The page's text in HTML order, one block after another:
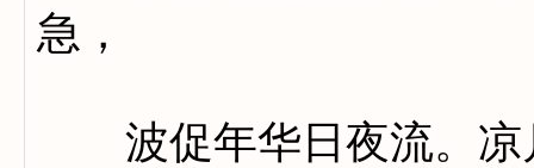
急，
波促年华日夜流。凉